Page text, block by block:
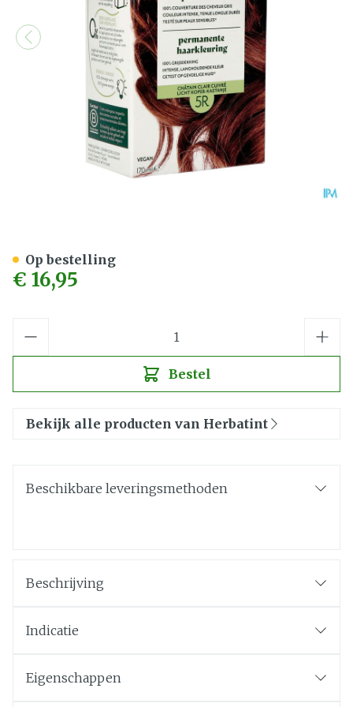
€ 16,95
Bestel
Op bestelling
Bekijk alle producten van Herbatint
Beschikbare leveringsmethoden
Beschrijving
Indicatie
Eigenschappen